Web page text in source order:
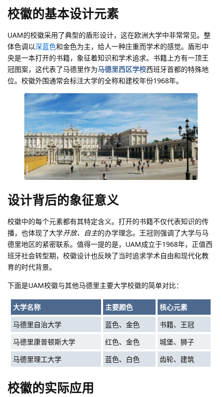
校徽的基本设计元素
UAM的校徽采用了典型的盾形设计，这在欧洲大学中非常常见。整
体色调以深蓝色和金色为主，给人一种庄重而学术的感觉。盾形中
央是一本打开的书籍，象征着知识和学术追求。书籍上方有一顶王
冠图案，这代表了马德里作为马德里西区学校西班牙首都的特殊地
位。校徽外围通常会标注大学的全称和建校年份1968年。
设计背后的象征意义
校徽中的每个元素都有其特定含义。打开的书籍不仅代表知识的传
播，也体现了大学开放、自主的办学理念。王冠则强调了大学与马
德里地区的紧密联系。值得一提的是，UAM成立于1968年，正值西
班牙社会转型期，校徽设计也反映了当时追求学术自由和现代化教
育的时代背景。
下面是UAM校徽与其他马德里主要大学校徽的简单对比：
大学名称 主要颜色
核心元素
马德里自治大学
蓝色、金色
书籍、王冠
马德里康普顿斯大学
红色、金色
城堡、狮子
马德里理工大学
蓝色、白色 齿轮、建筑
校徽的实际应用